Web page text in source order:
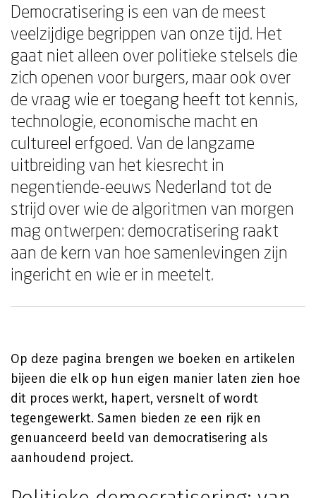
Democratisering is een van de meest
veelzijdige begrippen van onze tijd. Het
gaat niet alleen over politieke stelsels die
zich openen voor burgers, maar ook over
de vraag wie er toegang heeft tot kennis,
technologie, economische macht en
cultureel erfgoed. Van de langzame
uitbreiding van het kiesrecht in
negentiende-eeuws Nederland tot de
strijd over wie de algoritmen van morgen
mag ontwerpen: democratisering raakt
aan de kern van hoe samenlevingen zijn
ingericht en wie er in meetelt.
Op deze pagina brengen we boeken en artikelen
bijeen die elk op hun eigen manier laten zien hoe
dit proces werkt, hapert, versnelt of wordt
tegengewerkt. Samen bieden ze een rijk en
genuanceerd beeld van democratisering als
aanhoudend project.